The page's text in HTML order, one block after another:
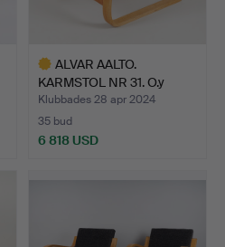
ALVAR AALTO.
KARMSTOL NR 31. O.y
Huonekalu…
Klubbades 28 apr 2024
35 bud
6 818 USD